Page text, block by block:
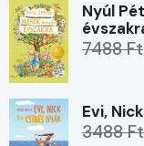
Nyúl
7488 Ft
Evi,
3488 Ft